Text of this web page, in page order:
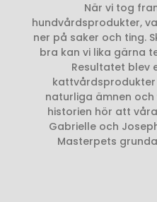
När vi tog
hundvårdsprodukter,
ner på saker och ting.
bra kan vi lika gärna
Resultatet blev
naturliga ämnen
historien hör att
Gabrielle och
Masterpets